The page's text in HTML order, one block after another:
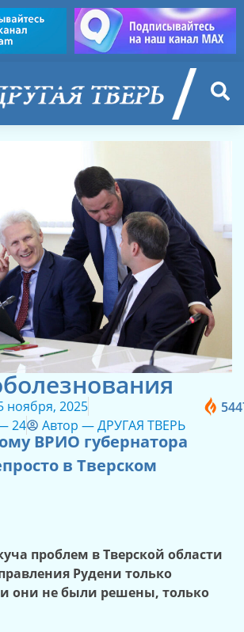
ноября, 2025
24 Автор —ДРУГАЯ ТВЕРЬ
ВРИО губернатора
в Тверском
проблем в Тверской области
Рудени только
они не были решены, только